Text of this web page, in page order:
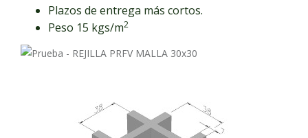
Plazos de entrega más cortos.
Peso 15 kgs/m2